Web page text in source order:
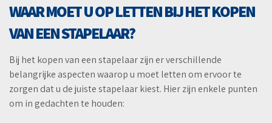
WAAR MOET U OP LETTEN BIJ HET KOPEN
VAN EEN STAPELAAR?
Bij het kopen van een stapelaar zijn er verschillende
belangrijke aspecten waarop u moet letten om ervoor te
zorgen dat u de juiste stapelaar kiest. Hier zijn enkele punten
om in gedachten te houden: